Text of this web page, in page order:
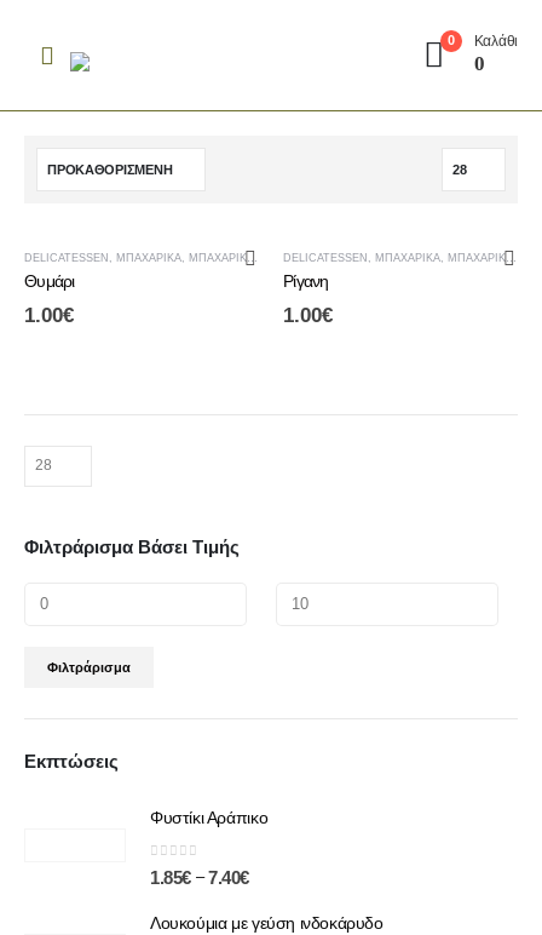
0 Καλάθι
0
DELICATESSEN , ΜΠΑΧΑΡΙΚΆ, ΜΠΑΧΑΡΙΚΆ - ΑΛΆΤΙΑ
Θυμάρι
1.00€
DELICATESSEN , ΜΠΑΧΑΡΙΚΆ, ΜΠΑΧΑΡΙΚΆ - ΑΛΆΤΙΑ
Ρίγανη
1.00€
Φιλτράρισμα Βάσει Τιμής
Φιλτράρισμα
Εκπτώσεις
Φυστίκι Αράπικο
0 out of 5
1.85€ – 7.40€
Λουκούμια με γεύση ινδοκάρυδο